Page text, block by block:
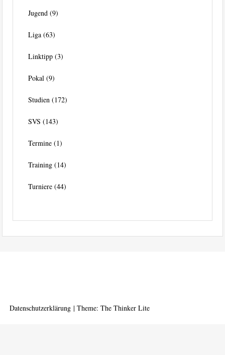
Jugend (9)
Liga (63)
Linktipp (3)
Pokal (9)
Studien (172)
SVS (143)
Termine (1)
Training (14)
Turniere (44)
Datenschutzerklärung | Theme: The Thinker Lite